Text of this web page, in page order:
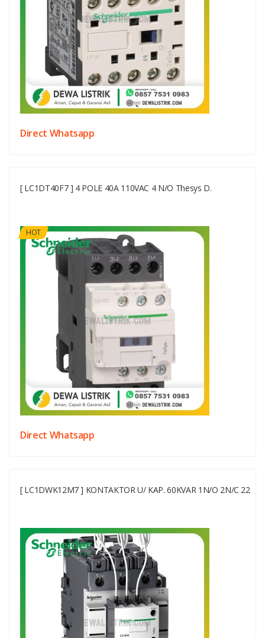
Direct Whatsapp
[ LC1DT40F7 ] 4 POLE 40A 110VAC 4 N/O Thesys D.
HOT
Direct Whatsapp
[ LC1DWK12M7 ] KONTAKTOR U/ KAP. 60KVAR 1N/O 2N/C 22